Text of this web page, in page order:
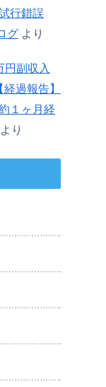
行錯誤
グ より
円副収入
【経過報告】
１ヶ月経
より